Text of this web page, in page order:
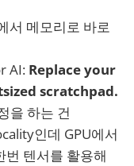
서 메모리로 바로
AI: Replace your
scratchpad.
을 하는 건
인데 GPU에서
번 텐서를 활용해